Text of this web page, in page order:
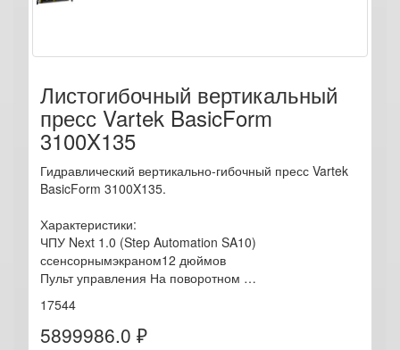
Листогибочный вертикальный
пресс Vartek BasicForm
3100X135
Гидравлический вертикально-гибочный пресс Vartek
BasicForm 3100X135.
Характеристики:
ЧПУ Next 1.0 (Step Automation SA10)
ссенсорнымэкраном12 дюймов
Пульт управления На поворотном …
17544
5899986.0 ₽